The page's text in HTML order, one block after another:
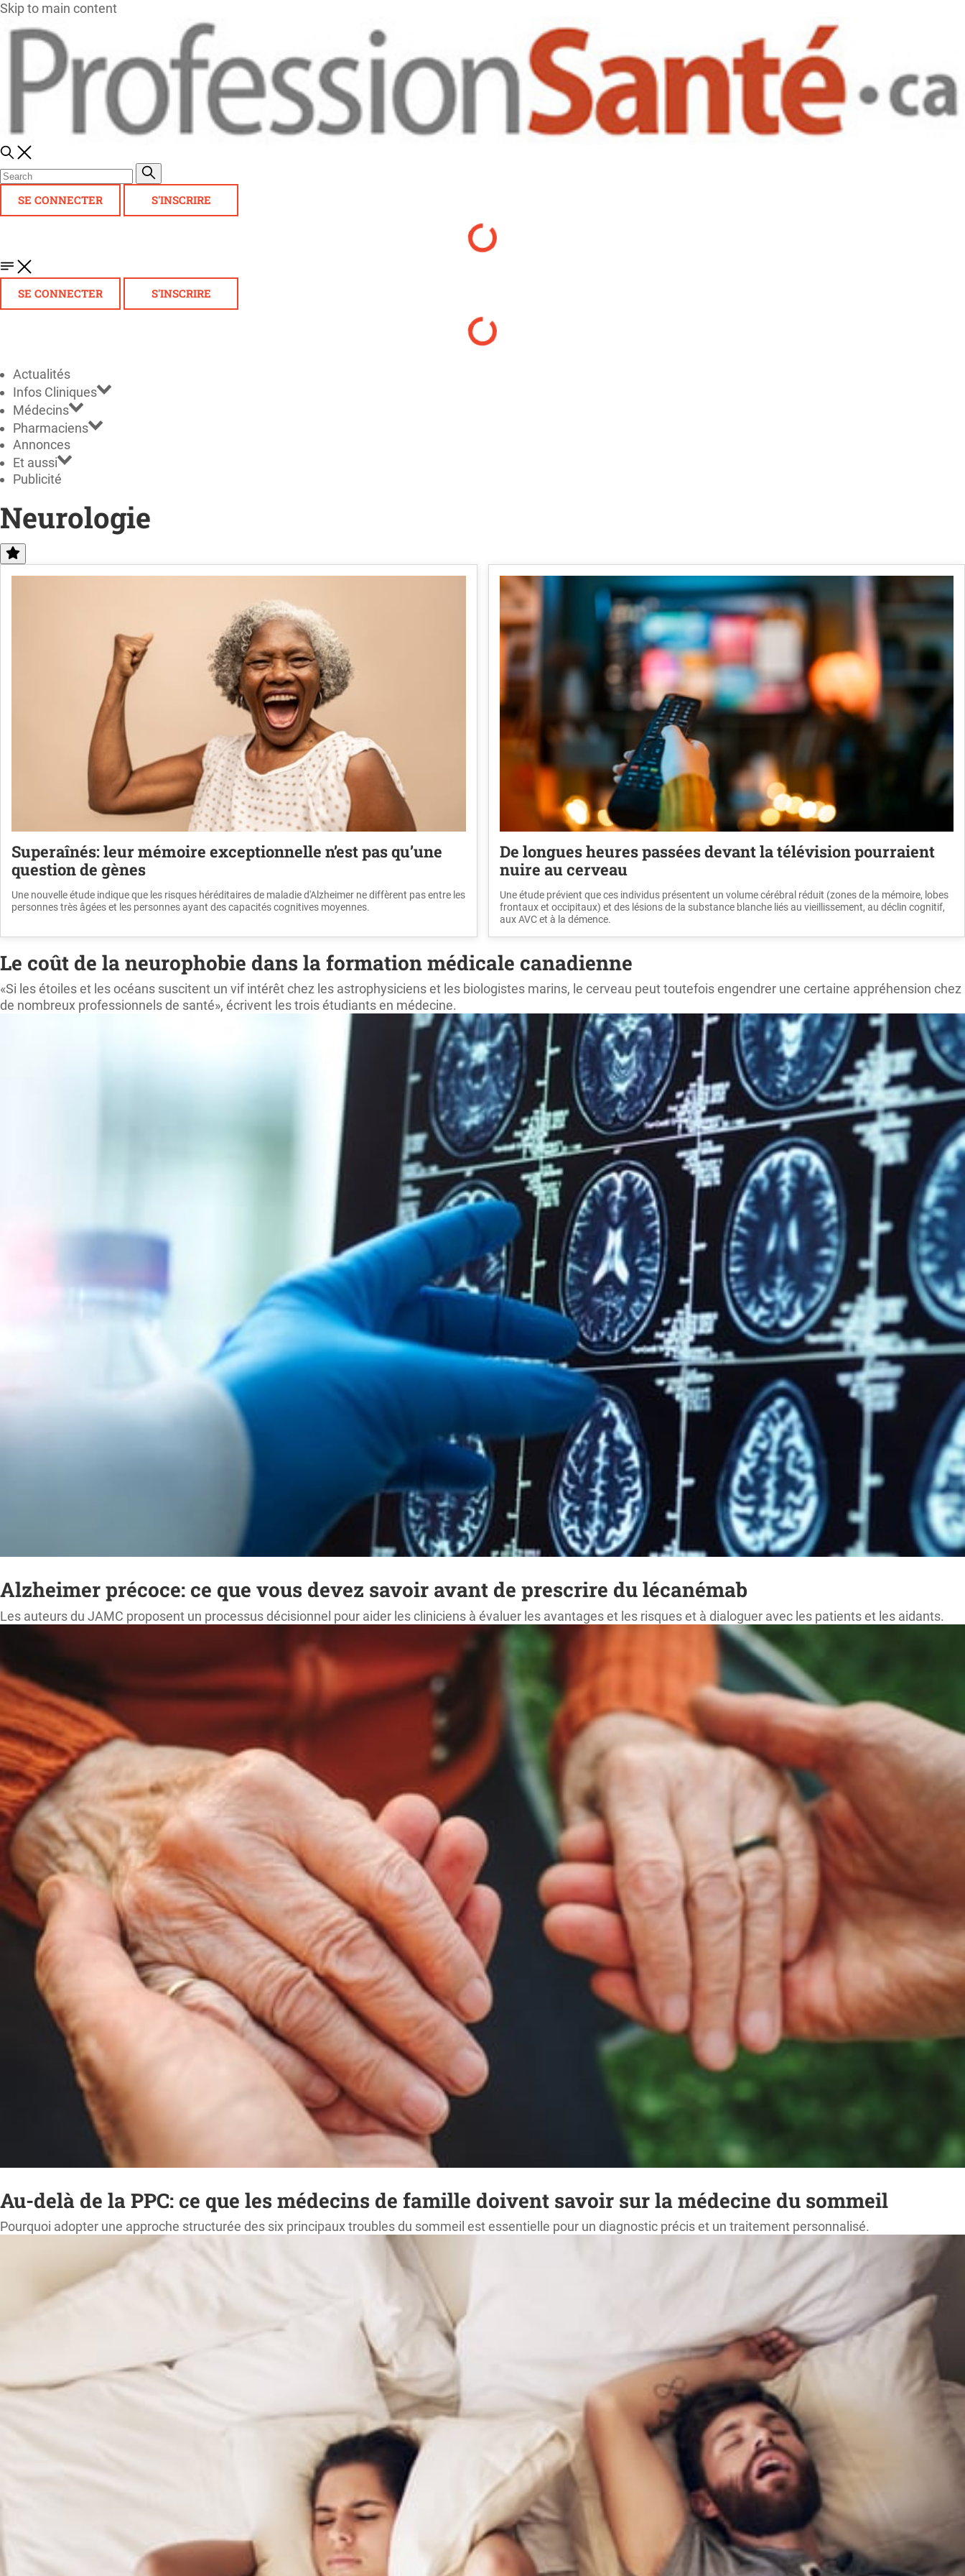
Skip to main content
SE CONNECTER S'INSCRIRE
SE CONNECTER S'INSCRIRE
Actualités
Infos Cliniques
Médecins
Pharmaciens
Annonces
Et aussi
Publicité
Neurologie
Superaînés: leur mémoire exceptionnelle n’est pas qu’une
question de gènes
Une nouvelle étude indique que les risques héréditaires de maladie d'Alzheimer ne diffèrent pas entre les
personnes très âgées et les personnes ayant des capacités cognitives moyennes.
De longues heures passées devant la télévision pourraient
nuire au cerveau
Une étude prévient que ces individus présentent un volume cérébral réduit (zones de la mémoire, lobes
frontaux et occipitaux) et des lésions de la substance blanche liés au vieillissement, au déclin cognitif,
aux AVC et à la démence.
Le coût de la neurophobie dans la formation médicale canadienne
«Si les étoiles et les océans suscitent un vif intérêt chez les astrophysiciens et les biologistes marins, le cerveau peut toutefois engendrer une certaine appréhension chez
de nombreux professionnels de santé», écrivent les trois étudiants en médecine.
Alzheimer précoce: ce que vous devez savoir avant de prescrire du lécanémab
Les auteurs du JAMC proposent un processus décisionnel pour aider les cliniciens à évaluer les avantages et les risques et à dialoguer avec les patients et les aidants.
Au-delà de la PPC: ce que les médecins de famille doivent savoir sur la médecine du sommeil
Pourquoi adopter une approche structurée des six principaux troubles du sommeil est essentielle pour un diagnostic précis et un traitement personnalisé.